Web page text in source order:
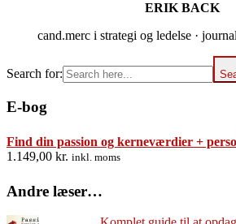
ERIK BACK
cand.merc i strategi og ledelse ·
Search for:
E-bog
Find din passion og kerneværdier +
1.149,00 kr. inkl. moms
Andre læser…